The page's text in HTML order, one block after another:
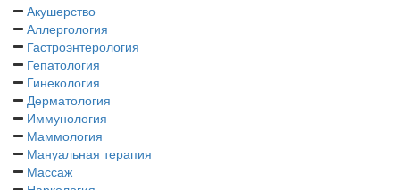
Акушерство
Аллергология
Гастроэнтерология
Гепатология
Гинекология
Дерматология
Иммунология
Маммология
Мануальная терапия
Массаж